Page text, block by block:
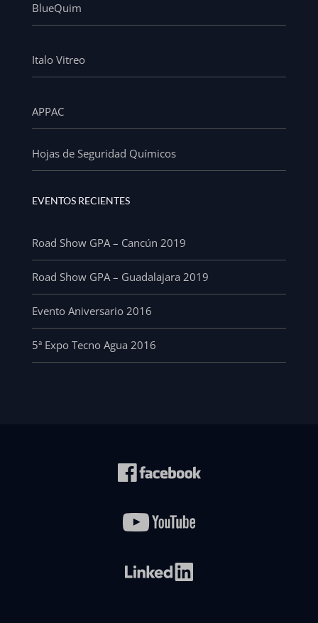
BlueQuim
Italo Vitreo
APPAC
Hojas de Seguridad Químicos
EVENTOS RECIENTES
Road Show GPA – Cancún 2019
Road Show GPA – Guadalajara 2019
Evento Aniversario 2016
5ª Expo Tecno Agua 2016